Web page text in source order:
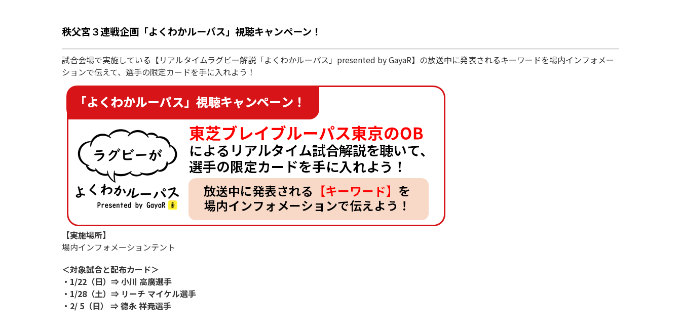
秩父宮３連戦企画「よくわかルーパス」視聴キャンペーン！
試合会場で実施している【リアルタイムラグビー解説「よくわかルーパス」presented by GayaR】の放送中に発表されるキーワードを場内インフォメー
ションで伝えて、選手の限定カードを手に入れよう！
【実施場所】
場内インフォメーションテント
＜対象試合と配布カード＞
・1/22（日）⇒ 小川 高廣選手
・1/28（土）⇒ リーチ マイケル選手
・2/ 5（日） ⇒ 德永 祥尭選手